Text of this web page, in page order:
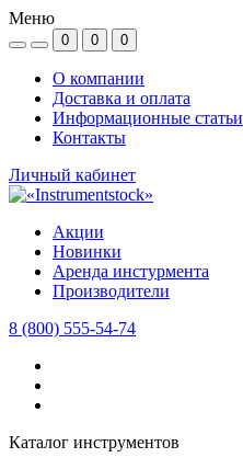
Меню
0 0 0
О компании
Доставка и оплата
Информационные статьи
Контакты
Личный кабинет
Акции
Новинки
Аренда инстурмента
Производители
8 (800) 555-54-74
Каталог инструментов